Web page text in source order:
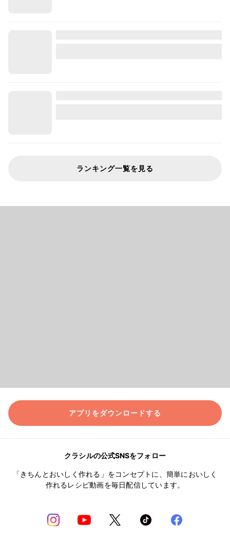
ランキング一覧を見る
アプリをダウンロードする
クラシルの公式SNSをフォロー
「きちんとおいしく作れる」をコンセプトに、簡単においしく
作れるレシピ動画を毎日配信しています。